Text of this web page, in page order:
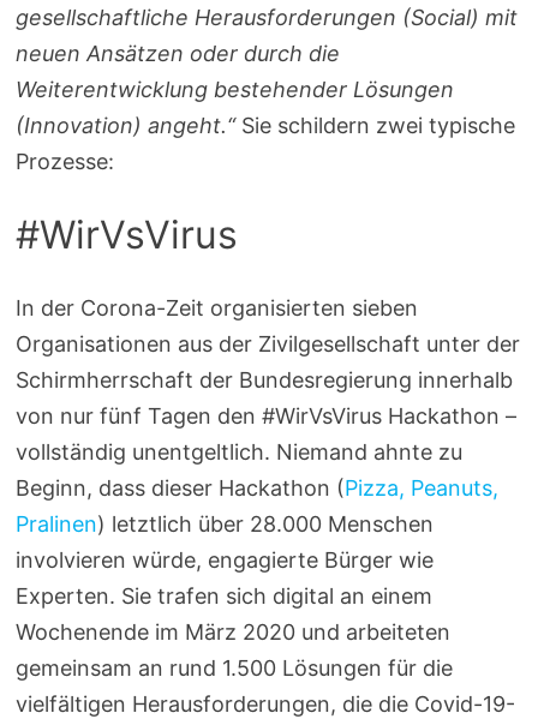
gesellschaftliche Herausforderungen (Social) mit
neuen Ansätzen oder durch die
Weiterentwicklung bestehender Lösungen
(Innovation) angeht.“ Sie schildern zwei typische
Prozesse:
#WirVsVirus
In der Corona-Zeit organisierten sieben
Organisationen aus der Zivilgesellschaft unter der
Schirmherrschaft der Bundesregierung innerhalb
von nur fünf Tagen den #WirVsVirus Hackathon –
vollständig unentgeltlich. Niemand ahnte zu
Beginn, dass dieser Hackathon (Pizza, Peanuts,
Pralinen) letztlich über 28.000 Menschen
involvieren würde, engagierte Bürger wie
Experten. Sie trafen sich digital an einem
Wochenende im März 2020 und arbeiteten
gemeinsam an rund 1.500 Lösungen für die
vielfältigen Herausforderungen, die die Covid-19-